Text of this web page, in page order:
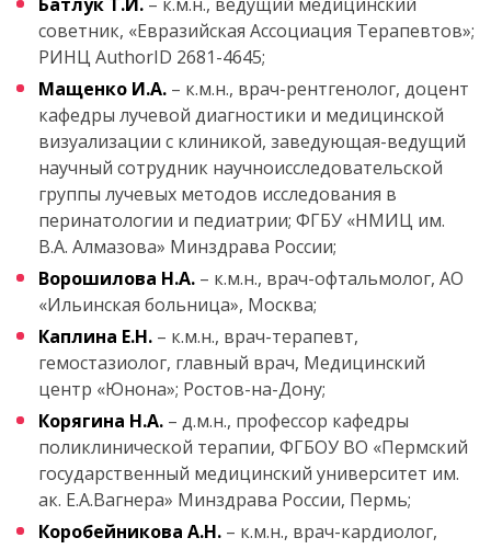
советник, «Евразийская Ассоциация Терапевтов»;
РИНЦ AuthorID 2681-4645;
Мащенко И.А. – к.м.н., врач-рентгенолог, доцент
кафедры лучевой диагностики и медицинской
визуализации с клиникой, заведующая-ведущий
научный сотрудник научноисследовательской
группы лучевых методов исследования в
перинатологии и педиатрии; ФГБУ «НМИЦ им.
В.А. Алмазова» Минздрава России;
Ворошилова Н.А. – к.м.н., врач-офтальмолог, АО
«Ильинская больница», Москва;
Каплина Е.Н. – к.м.н., врач-терапевт,
гемостазиолог, главный врач, Медицинский
центр «Юнона»; Ростов-на-Дону;
Корягина Н.А. – д.м.н., профессор кафедры
поликлинической терапии, ФГБОУ ВО «Пермский
государственный медицинский университет им.
ак. Е.А.Вагнера» Минздрава России, Пермь;
Коробейникова А.Н. – к.м.н., врач-кардиолог,